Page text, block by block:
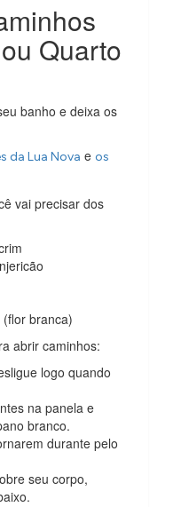
Quarto
banho e deixa os
da Lua Nova eos
vai precisar dos
branca)
abrir caminhos:
logo quando
na panela e
branco.
durante pelo
seu corpo,